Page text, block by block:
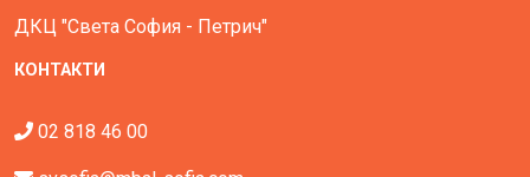
ДКЦ "Света София - Петрич"
КОНТАКТИ
02 818 46 00